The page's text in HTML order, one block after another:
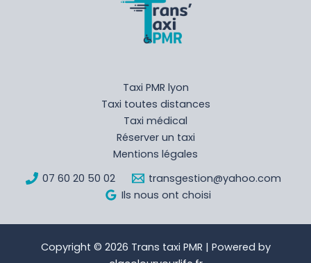
Taxi PMR lyon
Taxi toutes distances
Taxi médical
Réserver un taxi
Mentions légales
07 60 20 50 02
transgestion@yahoo.com
Ils nous ont choisi
Copyright © 2026 Trans taxi PMR | Powered by